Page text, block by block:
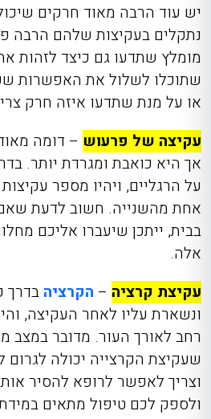
יש עוד הרבה מאוד חרקים
נתקלים בעקיצות שלהם הרבה
מומלץ שתדעו גם כיצד לזהות
שתוכלו לשלול את האפשרות
או על מנת שתדעו איזה חרק
עקיצה של פרעוש – דומה
אך היא כואבת ומגרדת יותר.
אחת מהשנייה. חשוב לדעת
בבית, ייתכן שיעברו אליכם
אלה.
עקיצת קרציה – הקרציה בדרך
ונשארת עליו לאחר העקיצה,
רחב לאורך העור. מדובר במצב
שעקיצת הקרצייה יכולה
וצריך לאפשר לרופא להסיר
ולספק לכם טיפול מתאים